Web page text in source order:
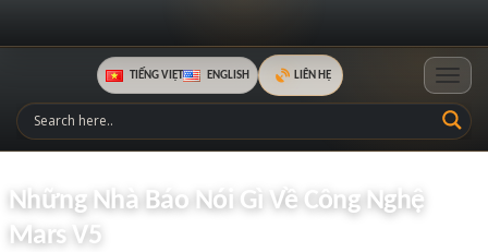
TIẾNG VIỆT ENGLISH LIÊN HỆ
Những Nhà Báo Nói Gì Về Công Nghệ
Mars V5